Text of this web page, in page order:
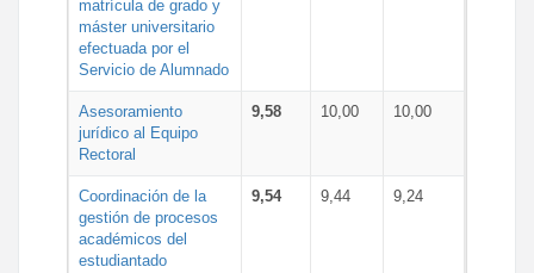
matrícula de grado y
máster universitario
efectuada por el
Servicio de Alumnado
Asesoramiento
jurídico al Equipo
Rectoral
9,58 10,00 10,00
Coordinación de la
gestión de procesos
académicos del
estudiantado
9,54 9,44 9,24